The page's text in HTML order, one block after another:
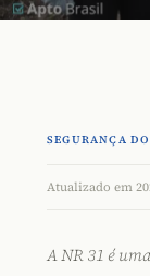
SEGURANÇA
Atualizado em
ANR 31 é